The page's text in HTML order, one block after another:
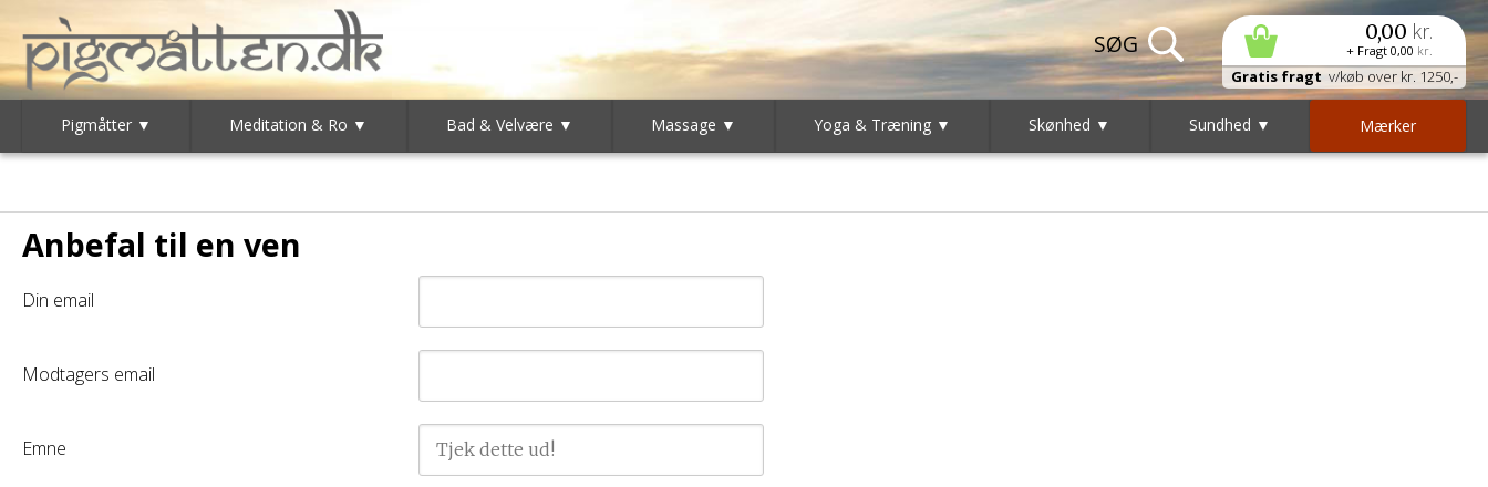
0,00 kr.
+ Fragt 0,00 kr.
Gratis fragt v/køb over kr. 1250,-
Pigmåtter ▼ Meditation & Ro ▼ Bad & Velvære ▼ Massage ▼ Yoga & Træning ▼ Skønhed ▼ Sundhed ▼ Mærker
Anbefal til en ven
Din email
Modtagers email
Emne